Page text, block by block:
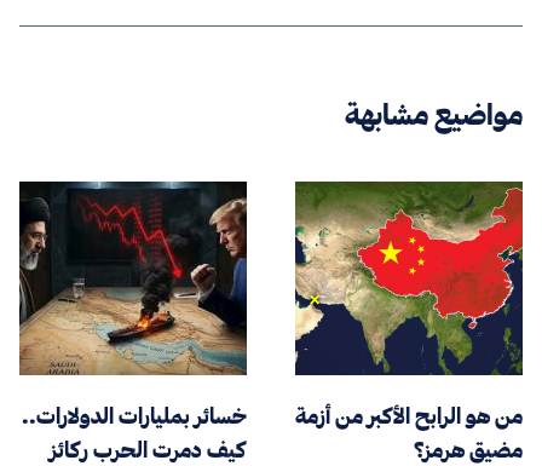
مواضيع مشابهة
من هو الرابح الأكبر من أزمة
مضيق هرمز؟
خسائر بمليارات الدولارات..
كيف دمرت الحرب ركائز